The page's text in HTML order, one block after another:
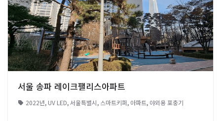
서울 송파 레이크팰리스아파트
2022년, UV LED,서울특별시, 스마트키퍼, 아파트, 야외용 포충기